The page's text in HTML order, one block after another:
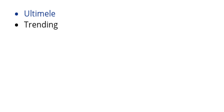
Ultimele
Trending